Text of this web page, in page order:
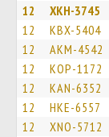
12 XKH-3745
12 KBX-5404
12 AKM-4542
12 KOP-1172
12 KAN-6352
12 HKE-6557
12 XNO-5712